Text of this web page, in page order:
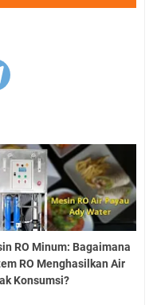
RO Minum: Bagaimana
RO Menghasilkan Air
Konsumsi?